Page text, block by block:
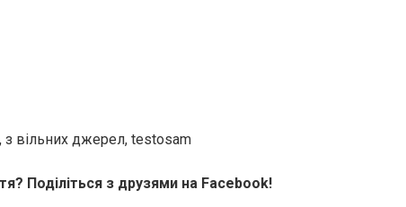
з вільних джерел, testosam
Поділіться з друзями на Facebook!